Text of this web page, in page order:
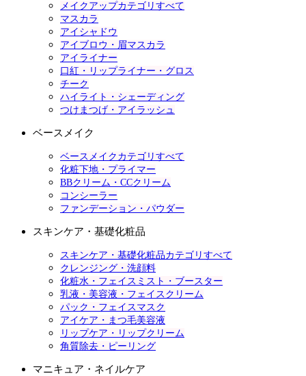
メイクアップカテゴリすべて
マスカラ
アイシャドウ
アイブロウ・眉マスカラ
アイライナー
口紅・リップライナー・グロス
チーク
ハイライト・シェーディング
つけまつげ・アイラッシュ
ベースメイク
ベースメイクカテゴリすべて
化粧下地・プライマー
BBクリーム・CCクリーム
コンシーラー
ファンデーション・パウダー
スキンケア・基礎化粧品
スキンケア・基礎化粧品カテゴリすべて
クレンジング・洗顔料
化粧水・フェイスミスト・ブースター
乳液・美容液・フェイスクリーム
パック・フェイスマスク
アイケア・まつ毛美容液
リップケア・リップクリーム
角質除去・ピーリング
マニキュア・ネイルケア